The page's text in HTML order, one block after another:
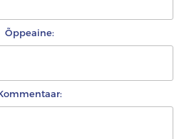
Õppeaine: